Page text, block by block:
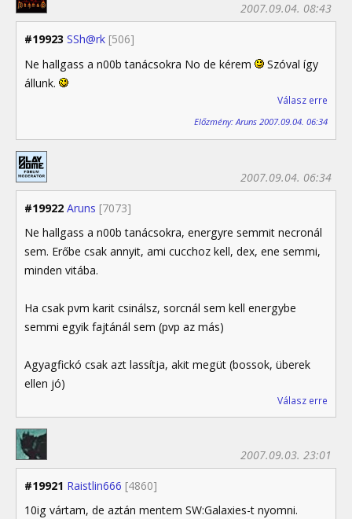
#19923 SSh@rk [506]
2007.09.04. 08:43
Ne hallgass a n00b tanácsokra No de kérem
Szóval így
állunk.
Válasz erre
Előzmény: Aruns 2007.09.04. 06:34
#19922 Aruns [7073]
2007.09.04. 06:34
Ne hallgass a n00b tanácsokra, energyre semmit necronál
sem. Erőbe csak annyit, ami cucchoz kell, dex, ene semmi,
minden vitába.
Ha csak pvm karit csinálsz, sorcnál sem kell energybe
semmi egyik fajtánál sem (pvp az más)
Agyagfickó csak azt lassítja, akit megüt (bossok, überek
ellen jó)
Válasz erre
#19921 Raistlin666 [4860]
2007.09.03. 23:01
10ig vártam, de aztán mentem SW:Galaxies-t nyomni.